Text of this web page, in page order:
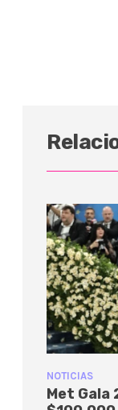
NOTICIAS
Met Gala